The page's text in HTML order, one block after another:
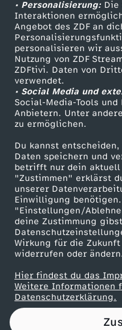
• Personalisierung:Die
Interaktionen
Angebot des ZDF an
personalisieren wir
Nutzung von ZDF
ZDFtivi. Daten von
verwendet.
• Social Media und
Social-Media-Tools
Anbietern. Unter
zu ermöglichen.
Du kannst
Daten speichern und
betrifft nur dein
"Zustimmen" erklärst
unserer
Einwilligung
"Einstellungen/
deine Zustimmung
Wirkung für die
widerrufen oder
Hier findest du das
Weitere Informationen
Datenschutzerklärung.
c
h
e
n
P
u
t
i
n
u
n
Sendungen A-Z
TV-Programm
ZDF Unternehmen
Karriere
ZDF goes Schule
Werbefernsehen
Mainzelmännchen
Partner